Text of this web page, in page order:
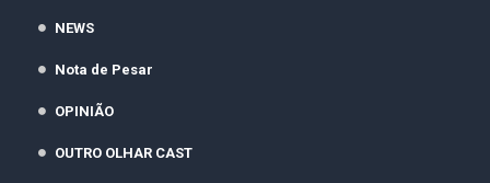
NEWS
Nota de Pesar
OPINIÃO
OUTRO OLHAR CAST